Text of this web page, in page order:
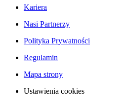
Kariera
Nasi Partnerzy
Polityka Prywatności
Regulamin
Mapa strony
Ustawienia cookies